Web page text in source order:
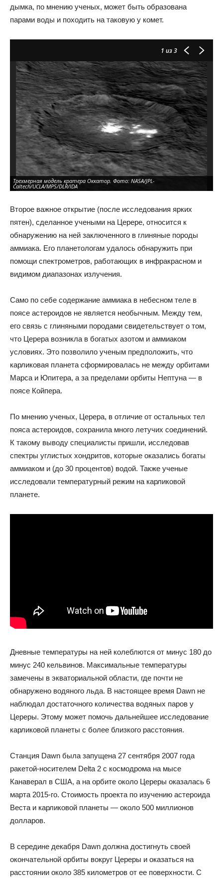
дымка, по мнению ученых, может быть образована
парами воды и походить на таковую у комет.
1 из 3
Трехмерная модель кратера Оккатор. Фото: NASA/JPL-
Caltech/UCLA/MPS/DLR/IDA
Второе важное открытие (после исследования ярких
пятен), сделанное учеными на Церере, относится к
обнаружению на ней заключенного в глиняные породы
аммиака. Его планетологам удалось обнаружить при
помощи спектрометров, работающих в инфракрасном и
видимом диапазонах излучения.
Само по себе содержание аммиака в небесном теле в
поясе астероидов не является необычным. Между тем,
его связь с глиняными породами свидетельствует о том,
что Церера возникла в богатых азотом и аммиаком
условиях. Это позволило ученым предположить, что
карликовая планета сформировалась не между орбитами
Марса и Юпитера, а за пределами орбиты Нептуна — в
поясе Койпера.
По мнению ученых, Церера, в отличие от остальных тел
пояса астероидов, сохранила много летучих соединений.
К такому выводу специалисты пришли, исследовав
спектры углистых хондритов, которые оказались богаты
аммиаком и (до 30 процентов) водой. Также ученые
исследовали температурный режим на карликовой
планете.
Дневные температуры на ней колеблются от минус 180 до
минус 240 кельвинов. Максимальные температуры
замечены в экваториальной области, где почти не
обнаружено водяного льда. В настоящее время Dawn не
наблюдал достаточного количества водяных паров у
Цереры. Этому может помочь дальнейшее исследование
карликовой планеты с более близкого расстояния.
Станция Dawn была запущена 27 сентября 2007 года
ракетой-носителем Delta 2 с космодрома на мысе
Канаверал в США, а на орбите около Цереры оказалась 6
марта 2015-го. Стоимость проекта по изучению астероида
Веста и карликовой планеты — около 500 миллионов
долларов.
В середине декабря Dawn должна достигнуть своей
окончательной орбиты вокруг Цереры и оказаться на
расстоянии около 385 километров от ее поверхности. С